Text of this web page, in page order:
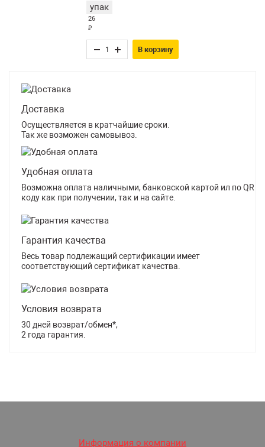
упак
26
₽
В корзину
Доставка
Осуществляется в кратчайшие сроки.
Так же возможен самовывоз.
Удобная оплата
Возможна оплата наличными, банковской картой ил по QR
коду как при получении, так и на сайте.
Гарантия качества
Весь товар подлежащий сертификации имеет
соответствующий сертификат качества.
Условия возврата
30 дней возврат/обмен*,
2 года гарантия.
Информация о компании